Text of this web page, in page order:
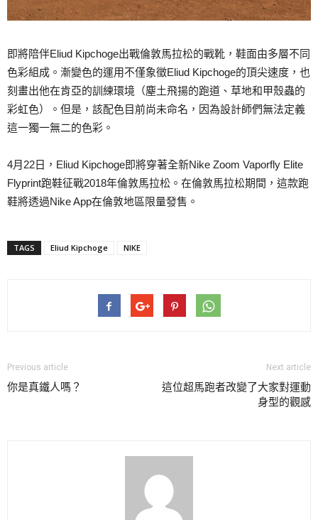
即將陪伴Eliud Kipchoge出戰倫敦馬拉松的戰靴，鞋面由多層不同
色彩組成。漸變色的運用不僅象徵Eliud Kipchoge的頂尖速度，也
刻畫出他在肯亞的訓練環境（塵土飛揚的跑道、草地和甲殼蟲的
彩虹色）。但是，該配色目前尚未命名，因為設計師們無法定義
這一獨一無二的色彩。
4月22日，Eliud Kipchoge即將穿著全新Nike Zoom Vaporfly Elite
Flyprint跑鞋征戰2018年倫敦馬拉松。在倫敦馬拉松期間，這款跑
鞋將透過Nike App在倫敦地區限量發售。
TAGS Eliud Kipchoge NIKE
Previous article
你是真鐵人嗎？
Next article
這位超馬跑者改變了大家對運動
身型的觀感